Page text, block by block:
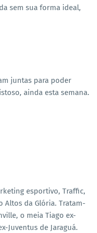
sem sua forma ideal,
juntas para poder
ainda esta semana.
esportivo, Traffic,
Altos da Glória. Tratam-
o meia Tiago ex-
Juventus de Jaraguá.